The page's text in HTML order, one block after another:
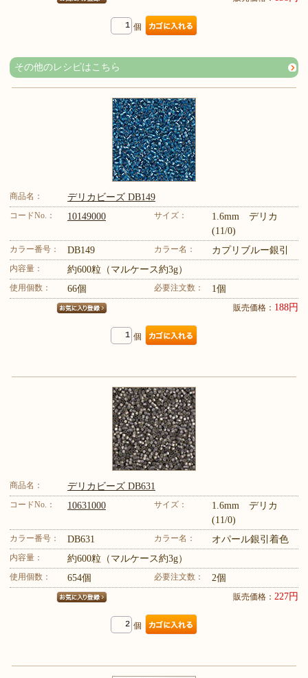
個
その他のレシピはこちら
商品名： デリカビーズ DB149
コードNo.： 10149000 サイズ：
1.6mm デリカ
(11/0)
カラー番号： DB149 カラー名： カプリブルー銀引
内容量： 約600粒（マルケース約3g）
使用個数： 66個 必要注文数： 1個
販売価格： 188円
個
商品名： デリカビーズ DB631
コードNo.： 10631000 サイズ：
1.6mm デリカ
(11/0)
カラー番号： DB631 カラー名： オパール銀引着色
内容量： 約600粒（マルケース約3g）
使用個数： 654個 必要注文数： 2個
販売価格： 227円
個